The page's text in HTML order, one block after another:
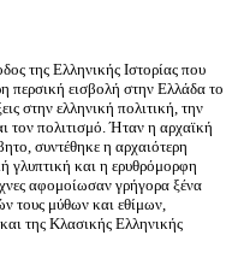
της Ελληνικής Ιστορίας που
περσική εισβολή στην Ελλάδα το
στην ελληνική πολιτική, την
τον πολιτισμό. Ήταν η αρχαϊκή
συντέθηκε η αρχαιότερη
γλυπτική και η ερυθρόμορφη
αφομοίωσαν γρήγορα ξένα
τους μύθων και εθίμων,
της Κλασικής Ελληνικής